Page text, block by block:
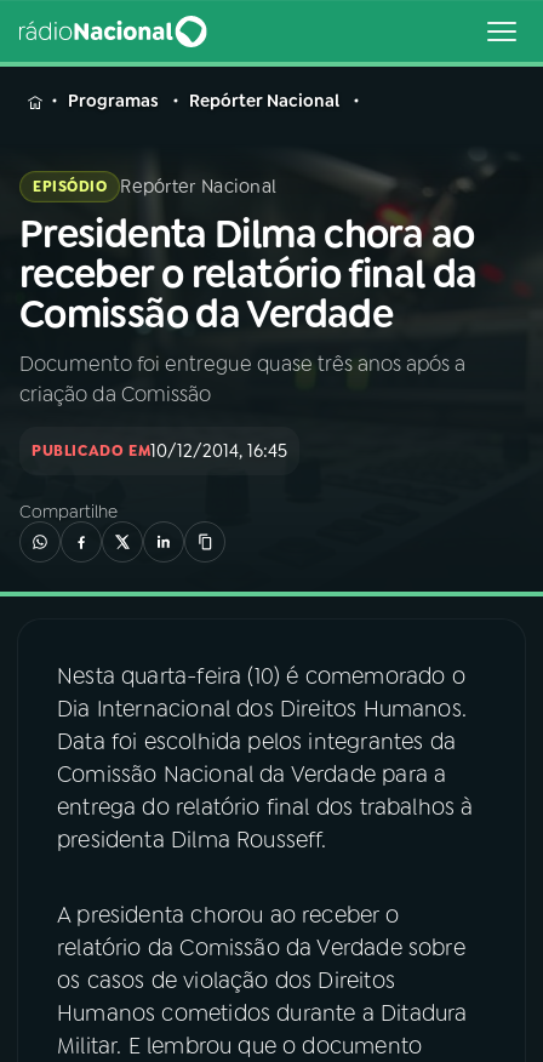
MENU
Buscar
na
Rádio
Nacional
Buscar
AO VIVO
INÍCIO
02A RÁDIO
03PROGRAMAÇÃO
04 PROGRAMAS
PODCASTS
06VIDEOCASTS
07ÚLTIMAS
FESTIVAL DE MÚSICA
Programas Repórter Nacional
EPISÓDIO Repórter Nacional
Presidenta Dilma chora ao
receber o relatório final da
Comissão da Verdade
Documento foi entregue quase três anos após a
criação da Comissão
PUBLICADO EM10/12/2014, 16:45
Compartilhe
Nesta quarta-feira (10) é comemorado o
Dia Internacional dos Direitos Humanos.
Data foi escolhida pelos integrantes da
Comissão Nacional da Verdade para a
entrega do relatório final dos trabalhos à
presidenta Dilma Rousseff.
A presidenta chorou ao receber o
relatório da Comissão da Verdade sobre
os casos de violação dos Direitos
Humanos cometidos durante a Ditadura
Militar. E lembrou que o documento